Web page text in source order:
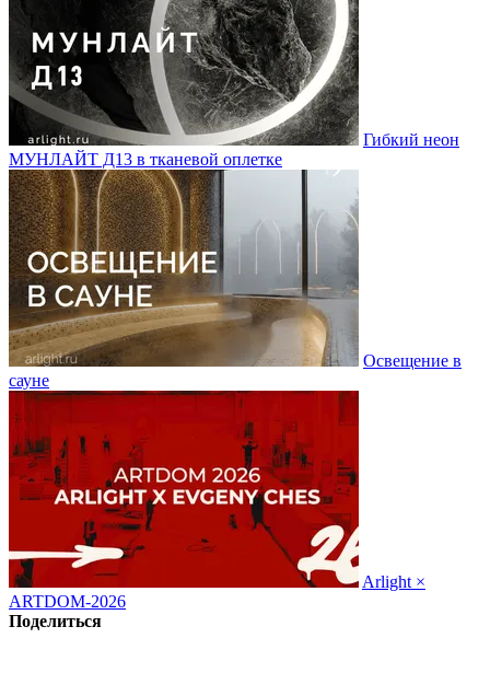
Гибкий неон
МУНЛАЙТ Д13 в тканевой оплетке
Освещение в
сауне
Arlight ×
ARTDOM-2026
Поделиться